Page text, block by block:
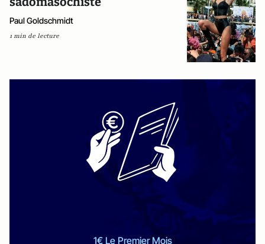
Paul Goldschmidt
1 min de lecture
1€ Le Premier Mois